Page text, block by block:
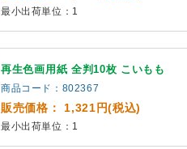
最小出荷単位：1
再生色画用紙 全判10枚 こいもも
商品コード：802367
販売価格： 1,321円(税込)
最小出荷単位：1